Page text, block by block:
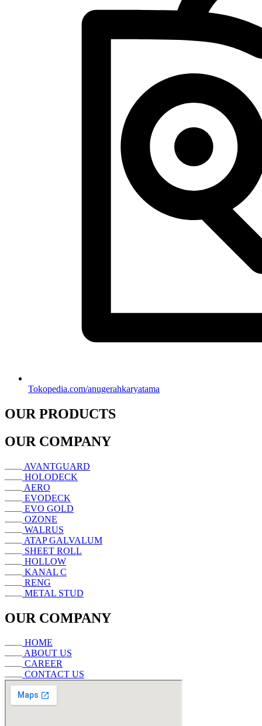
Tokopedia.com/anugerahkaryatama
OUR PRODUCTS
OUR COMPANY
AVANTGUARD
HOLODECK
AERO
EVODECK
EVO GOLD
OZONE
WALRUS
ATAP GALVALUM
SHEET ROLL
HOLLOW
KANAL C
RENG
METAL STUD
OUR COMPANY
HOME
ABOUT US
CAREER
CONTACT US